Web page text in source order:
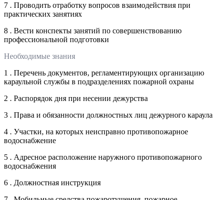
7 . Проводить отработку вопросов взаимодействия при
практических занятиях
8 . Вести конспекты занятий по совершенствованию
профессиональной подготовки
Необходимые знания
1 . Перечень документов, регламентирующих организацию
караульной службы в подразделениях пожарной охраны
2 . Распорядок дня при несении дежурства
3 . Права и обязанности должностных лиц дежурного караула
4 . Участки, на которых неисправно противопожарное
водоснабжение
5 . Адресное расположение наружного противопожарного
водоснабжения
6 . Должностная инструкция